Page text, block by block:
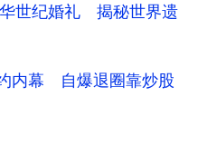
世纪婚礼 揭秘世界遗
内幕 自爆退圈靠炒股